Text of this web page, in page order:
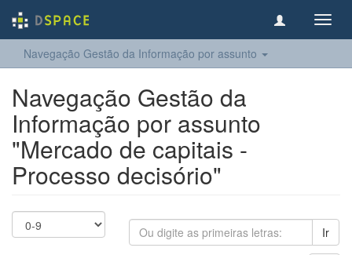
Navegação Gestão da Informação por assunto
Navegação Gestão da
Informação por assunto
"Mercado de capitais -
Processo decisório"
Ir